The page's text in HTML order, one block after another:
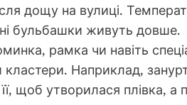
дощу на вулиці.
бульбашки живуть довше.
рамка чи навіть
Наприклад,
щоб утворилася плівка,